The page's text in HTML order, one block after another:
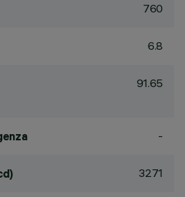
760
6.8
91.65
-
3271